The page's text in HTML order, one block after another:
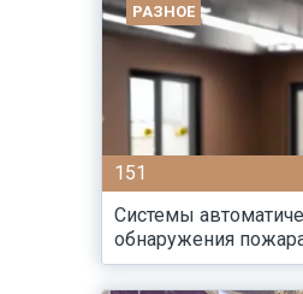
РАЗНОЕ
151
Системы
обнаружения